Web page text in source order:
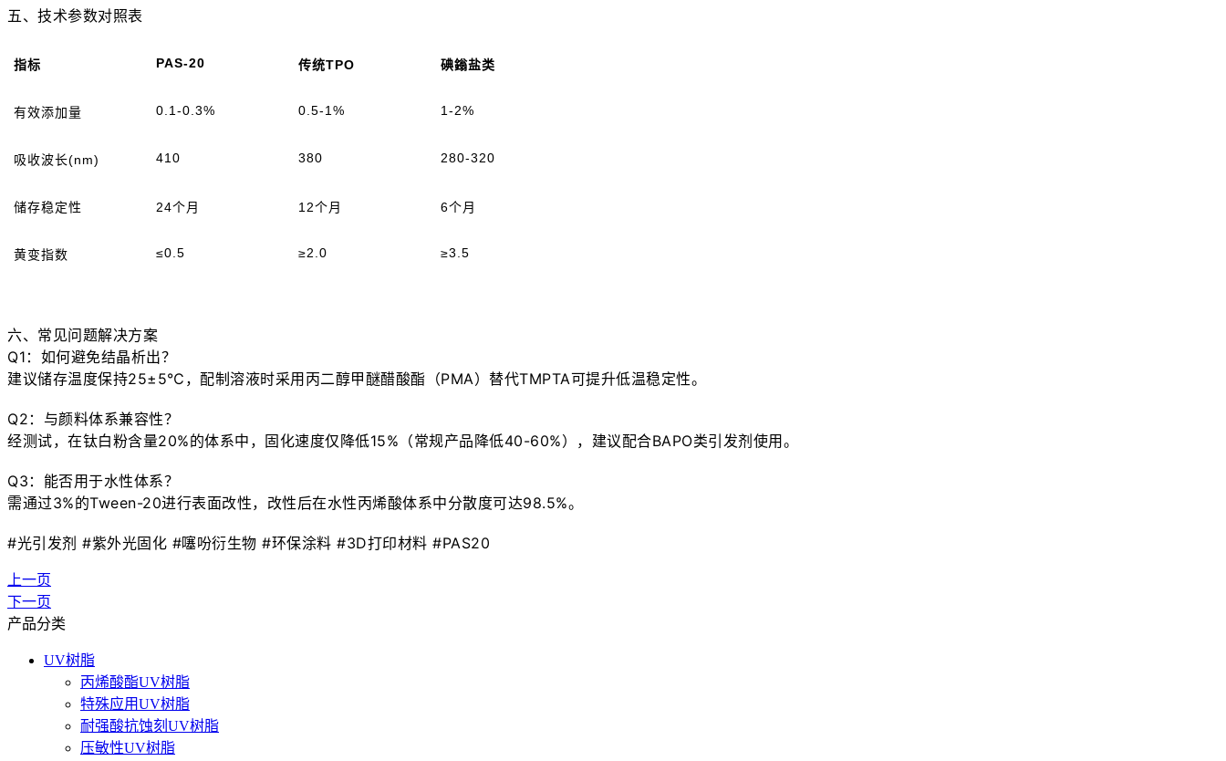
五、技术参数对照表
指标 PAS-20 传统TPO 碘鎓盐类
有效添加量 0.1-0.3% 0.5-1% 1-2%
吸收波长(nm) 410 380 280-320
储存稳定性 24个月 12个月 6个月
黄变指数 ≤0.5 ≥2.0 ≥3.5
六、常见问题解决方案
Q1：如何避免结晶析出？
建议储存温度保持25±5℃，配制溶液时采用丙二醇甲醚醋酸酯（PMA）替代TMPTA可提升低温稳定性。
Q2：与颜料体系兼容性？
经测试，在钛白粉含量20%的体系中，固化速度仅降低15%（常规产品降低40-60%），建议配合BAPO类引发剂使用。
Q3：能否用于水性体系？
需通过3%的Tween-20进行表面改性，改性后在水性丙烯酸体系中分散度可达98.5%。
#光引发剂 #紫外光固化 #噻吩衍生物 #环保涂料 #3D打印材料 #PAS20
上一页
下一页
产品分类
UV树脂
丙烯酸酯UV树脂
特殊应用UV树脂
耐强酸抗蚀刻UV树脂
压敏性UV树脂